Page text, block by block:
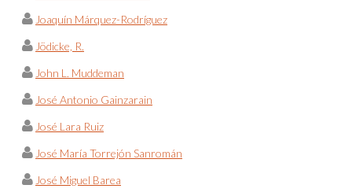
Joaquín Márquez-Rodríguez
Jödicke, R.
John L. Muddeman
José Antonio Gainzarain
José Lara Ruiz
José María Torrejón Sanromán
José Miguel Barea